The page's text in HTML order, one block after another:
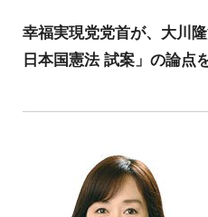
幸福実現党党首が、大川
日本国憲法 試案」の論点